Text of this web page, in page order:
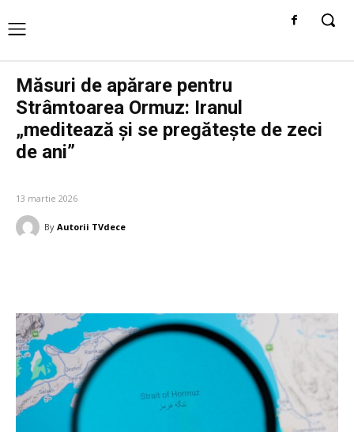
Măsuri de apărare pentru
Strâmtoarea Ormuz: Iranul
„meditează și se pregătește de zeci
de ani”
13 martie 2026
By Autorii TVdece